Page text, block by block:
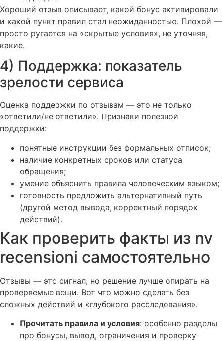
Хороший отзыв описывает, какой бонус активировали
и какой пункт правил стал неожиданностью. Плохой —
просто ругается на «скрытые условия», не уточняя,
какие.
4) Поддержка: показатель
зрелости сервиса
Оценка поддержки по отзывам — это не только
«ответили/не ответили». Признаки полезной
поддержки:
понятные инструкции без формальных отписок;
наличие конкретных сроков или статуса
обращения;
умение объяснить правила человеческим языком;
готовность предложить альтернативный путь
(другой метод вывода, корректный порядок
действий).
Как проверить факты из nv
recensioni самостоятельно
Отзывы — это сигнал, но решение лучше опирать на
проверяемые вещи. Вот что можно сделать без
сложных действий и «глубокого расследования».
Прочитать правила и условия: особенно разделы
про бонусы, вывод, ограничения и проверку